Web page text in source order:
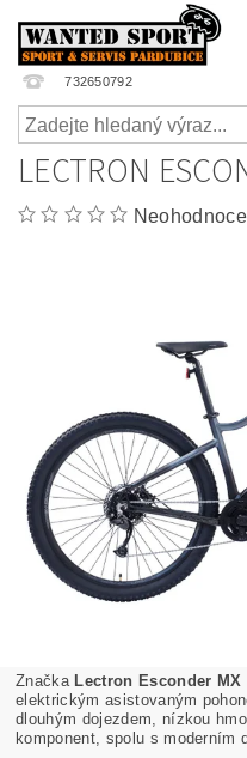
732650792
LECTRON
Značka Lectron Esconder MX
elektrickým asistovaným
dlouhým dojezdem, nízkou
komponent, spolu s moderním